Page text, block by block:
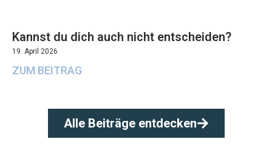
Kannst du dich auch nicht entscheiden?
19. April 2026
ZUM BEITRAG
Alle Beiträge entdecken